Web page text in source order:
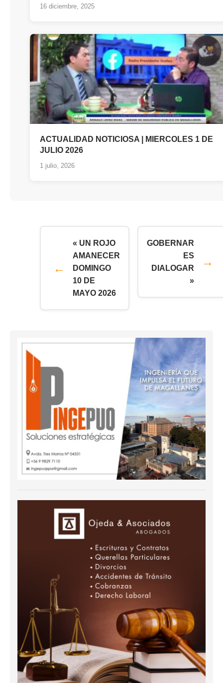
16 diciembre, 2025
ACTUALIDAD NOTICIOSA | MIERCOLES 1 DE
JULIO 2026
1 julio, 2026
« UN ROJO
AMANECER
DOMINGO
10 DE
MAYO 2026
GOBERNAR
ES
DIALOGAR
»